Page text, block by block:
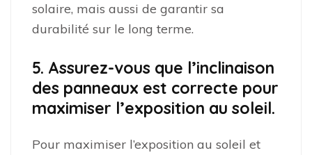
solaire, mais aussi de garantir sa
durabilité sur le long terme.
5. Assurez-vous que l’inclinaison
des panneaux est correcte pour
maximiser l’exposition au soleil.
Pour maximiser l’exposition au soleil et